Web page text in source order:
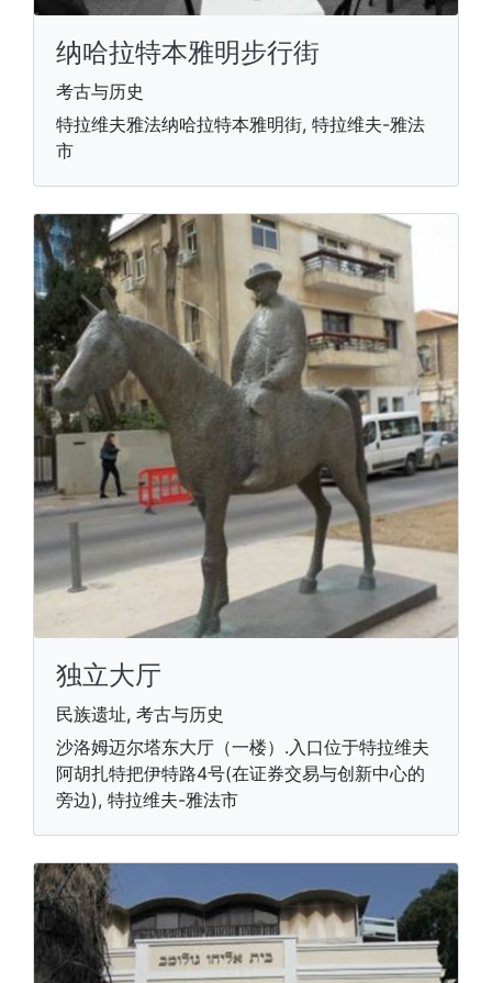
纳哈拉特本雅明步行街
考古与历史
特拉维夫雅法纳哈拉特本雅明街, 特拉维夫-雅法
市
独立大厅
民族遗址, 考古与历史
沙洛姆迈尔塔东大厅（一楼）.入口位于特拉维夫
阿胡扎特把伊特路4号(在证券交易与创新中心的
旁边), 特拉维夫-雅法市